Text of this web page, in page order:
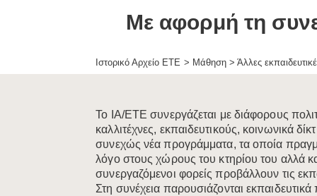
Με αφορμή τη
Ιστορικό Αρχείο ΕΤΕ Μάθηση >Άλλες
Το ΙΑ/ΕΤΕ συνεργάζεται με διάφορους
καλλιτέχνες, εκπαιδευτικούς, κοινωνικά
συνεχώς νέα προγράμματα, τα οποία
λόγο στους χώρους του κτηρίου του αλλά
συνεργαζόμενοι φορείς προβάλλουν τις
Στη συνέχεια παρουσιάζονται